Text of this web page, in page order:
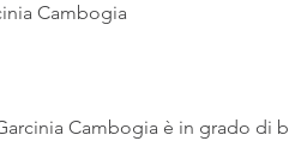
Cambogia
Cambogia è in grado di